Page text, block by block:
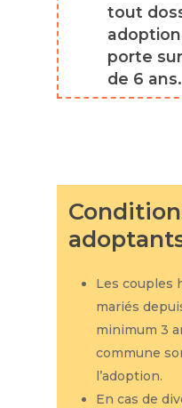
tout
porte
de 6 ans.
Les couples
mariés
minimum 3
commune
l’adoption.
En cas de